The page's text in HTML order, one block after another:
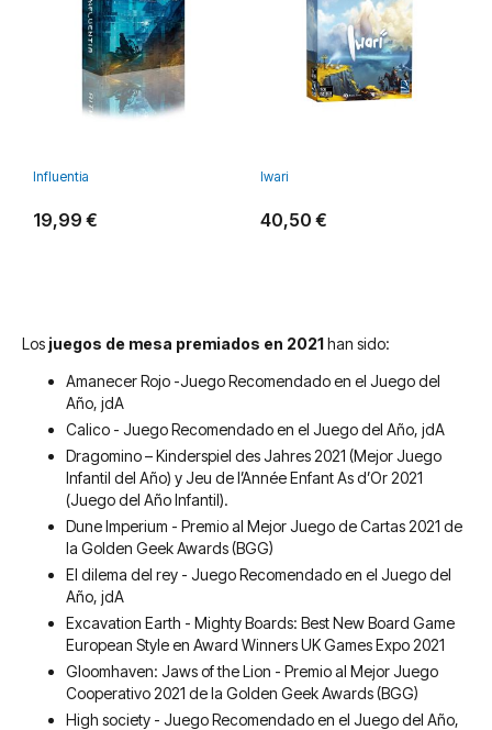
Influentia
19,99 €
Iwari
40,50 €
Los juegos de mesa premiados en 2021han sido:
Amanecer Rojo -Juego Recomendado en el Juego del
Año, jdA
Calico - Juego Recomendado en el Juego del Año, jdA
Dragomino – Kinderspiel des Jahres 2021 (Mejor Juego
Infantil del Año) y Jeu de l’Année Enfant As d’Or 2021
(Juego del Año Infantil).
Dune Imperium - Premio al Mejor Juego de Cartas 2021 de
la Golden Geek Awards (BGG)
El dilema del rey - Juego Recomendado en el Juego del
Año, jdA
Excavation Earth - Mighty Boards: Best New Board Game
European Style en Award Winners UK Games Expo 2021
Gloomhaven: Jaws of the Lion - Premio al Mejor Juego
Cooperativo 2021 de la Golden Geek Awards (BGG)
High society - Juego Recomendado en el Juego del Año,